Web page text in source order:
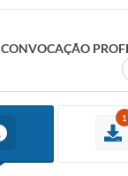
CONVOCAÇÃO
1